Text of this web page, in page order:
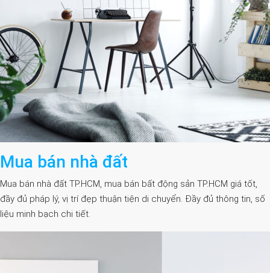
Mua bán nhà đất
Mua bán nhà đất TP.HCM, mua bán bất động sản TP.HCM giá tốt,
đầy đủ pháp lý, vị trí đẹp thuận tiện di chuyển. Đầy đủ thông tin, số
liệu minh bạch chi tiết.